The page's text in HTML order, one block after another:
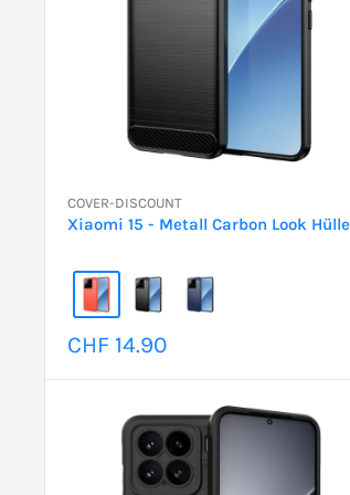
COVER-DISCOUNT
Xiaomi 15 - Metall Carbon Look Hülle
Sonderpreis
CHF 14.90